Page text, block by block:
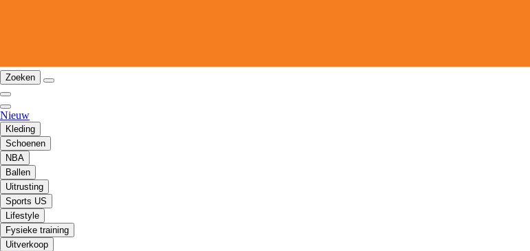
Zoeken
Nieuw
Kleding
Schoenen
NBA
Ballen
Uitrusting
Sports US
Lifestyle
Fysieke training
Uitverkoop